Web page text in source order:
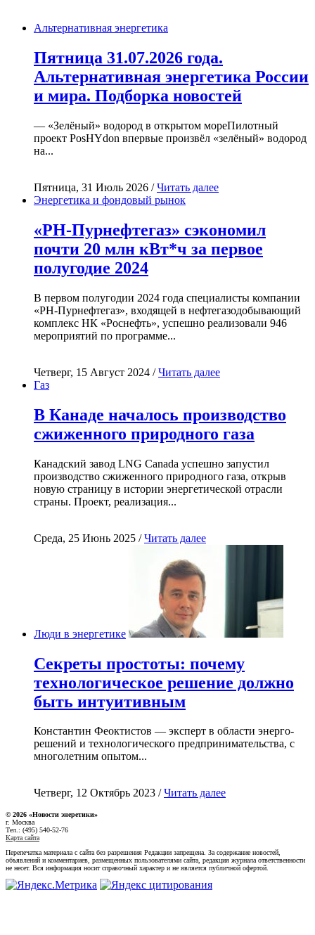
Альтернативная энергетика
Пятница 31.07.2026 года.
Альтернативная энергетика России
и мира. Подборка новостей
— «Зелёный» водород в открытом мореПилотный
проект PosHYdon впервые произвёл «зелёный» водород
на...
Пятница, 31 Июль 2026 /Читать далее
Энергетика и фондовый рынок
«РН-Пурнефтегаз» сэкономил
почти 20 млн кВт*ч за первое
полугодие 2024
В первом полугодии 2024 года специалисты компании
«РН-Пурнефтегаз», входящей в нефтегазодобывающий
комплекс НК «Роснефть», успешно реализовали 946
мероприятий по программе...
Четверг, 15 Август 2024 /Читать далее
Газ
В Канаде началось производство
сжиженного природного газа
Канадский завод LNG Canada успешно запустил
производство сжиженного природного газа, открыв
новую страницу в истории энергетической отрасли
страны. Проект, реализация...
Среда, 25 Июнь 2025 /Читать далее
Люди в энергетике
Секреты простоты: почему
технологическое решение должно
быть интуитивным
Константин Феоктистов — эксперт в области энерго-
решений и технологического предпринимательства, с
многолетним опытом...
Четверг, 12 Октябрь 2023 /Читать далее
© 2026 «Новости энеретики»
г. Москва
Тел.: (495) 540-52-76
Карта сайта
Перепечатка материала с сайта без разрешения Редакции запрещена. За содержание новостей,
объявлений и комментариев, размещенных пользователями сайта, редакция журнала ответственности
не несет. Вся информация носит справочный характер и не является публичной офертой.